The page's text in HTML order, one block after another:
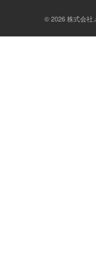
© 2026 株式会